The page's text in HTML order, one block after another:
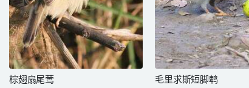
棕翅扇尾莺 毛里求斯短脚鹎